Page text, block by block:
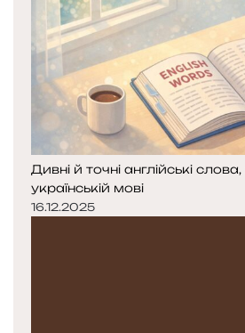
Дивні й точні англійські
українській мові
16.12.2025